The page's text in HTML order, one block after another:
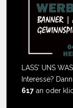
LASS' UNS
Interesse?
617 an oder